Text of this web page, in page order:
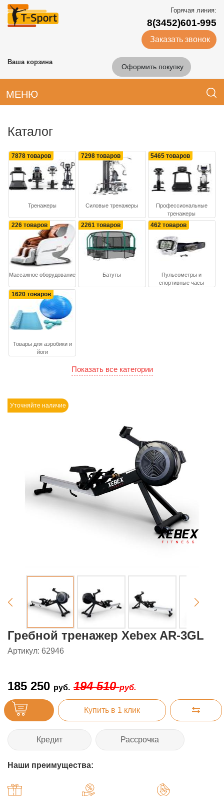
Горячая линия:
8(3452)601-995
Заказать звонок
Ваша корзина
Оформить покупку
МЕНЮ
Каталог
7878 товаров
Тренажеры
7298 товаров
Силовые тренажеры
5465 товаров
Профессиональные
тренажеры
226 товаров
Массажное оборудование
2261 товаров
Батуты
462 товаров
Пульсометры и
спортивные часы
1620 товаров
Товары для аэробики и
йоги
Показать все категории
Уточняйте наличие
Гребной тренажер Xebex AR-3GL
Артикул: 62946
185 250 руб. 194 510руб.
Купить в 1 клик
Кредит Рассрочка
Наши преимущества: